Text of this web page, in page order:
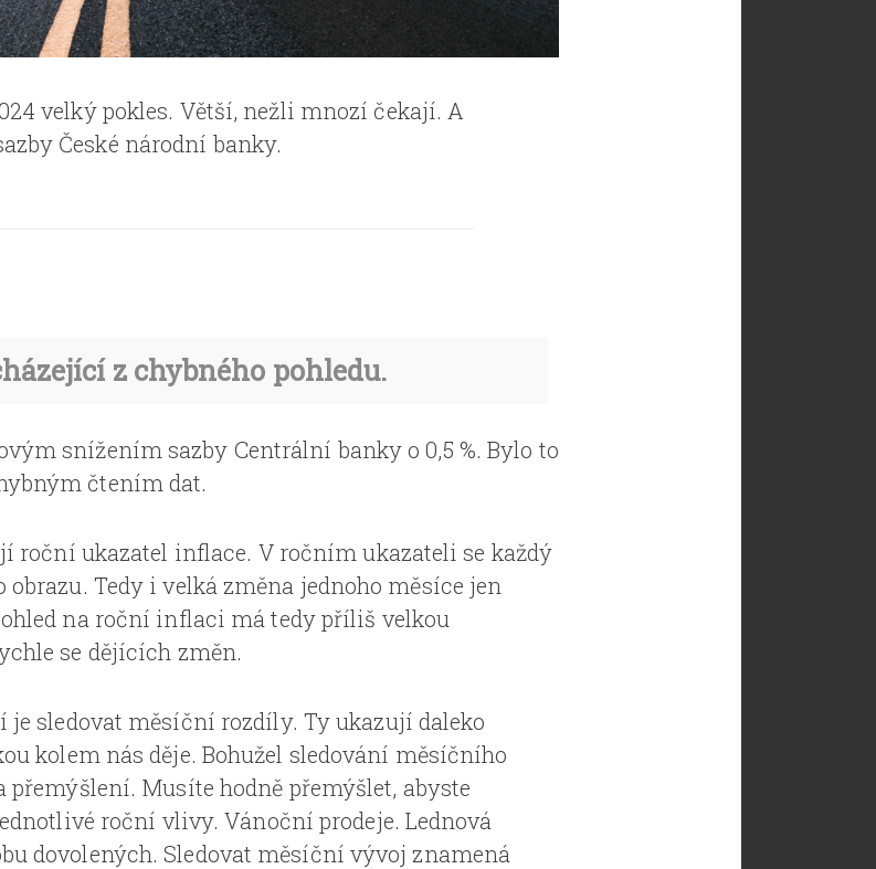
velký pokles. Větší, nežli mnozí čekají. A
České národní banky.
z chybného pohledu.
snížením sazby Centrální banky o 0,5 %. Bylo to
čtením dat.
roční ukazatel inflace. V ročním ukazateli se každý
obrazu. Tedy i velká změna jednoho měsíce jen
na roční inflaci má tedy příliš velkou
se dějících změn.
je sledovat měsíční rozdíly. Ty ukazují daleko
kolem nás děje. Bohužel sledování měsíčního
Musíte hodně přemýšlet, abyste
roční vlivy. Vánoční prodeje. Lednová
dovolených. Sledovat měsíční vývoj znamená